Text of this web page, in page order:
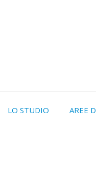
LO STUDIO AREE